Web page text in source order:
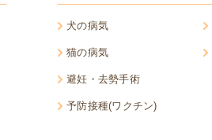
犬の病気
猫の病気
避妊・去勢手術
予防接種(ワクチン)